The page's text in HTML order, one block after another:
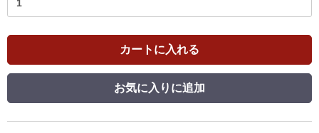
カートに入れる
お気に入りに追加